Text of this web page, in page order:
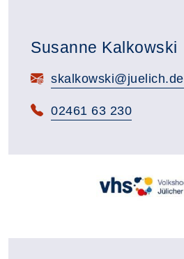
Susanne Kalkowski
E-Mail:skalkowski@juelich.de
Telefon:
02461 63 230